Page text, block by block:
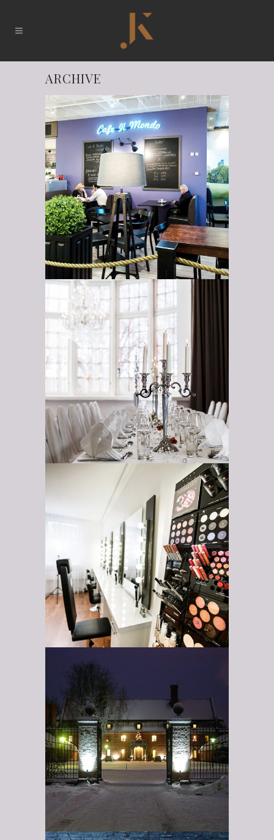
ARCHIVE
Café Il Mondo,
Hämeenlinna
Vanajanlinnan
allassali
Meikkistudio –
Studio Tiina
Lamberg
Vanajanlinna
ulkovalaistus